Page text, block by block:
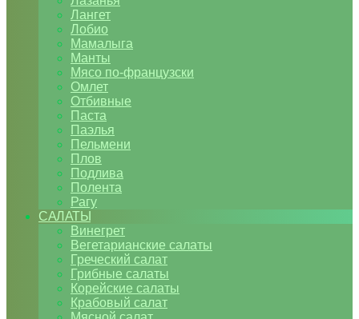
Лангет
Лобио
Мамалыга
Манты
Мясо по-французски
Омлет
Отбивные
Паста
Паэлья
Пельмени
Плов
Подлива
Полента
Рагу
САЛАТЫ
Винегрет
Вегетарианские салаты
Греческий салат
Грибные салаты
Корейские салаты
Крабовый салат